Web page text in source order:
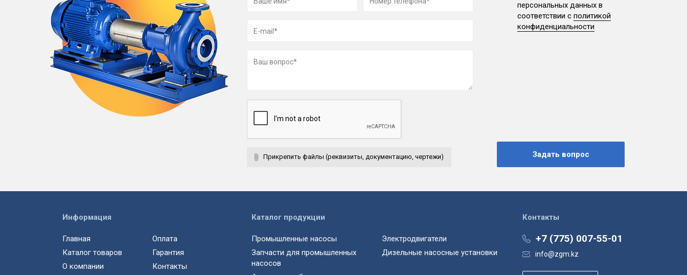
Прикрепить файлы (реквизиты, документацию, чертежи)
персональных данных в
соответствии с политикой
конфиденциальности
Контакты
+7 (775) 007-55-01
info@zgm.kz
Информация
Главная
Каталог товаров
О компании
Оплата
Гарантия
Контакты
Каталог продукции
Промышленные насосы
Запчасти для промышленных
насосов
Электродвигатели
Дизельные насосные установки